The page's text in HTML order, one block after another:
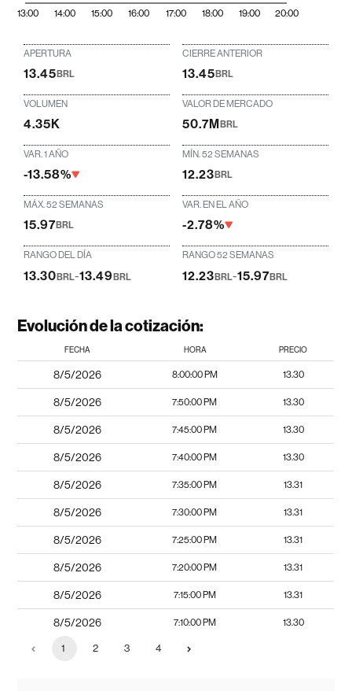
13:00 14:00 15:00 16:00 17:00 18:00 19:00 20:00
APERTURA
13.45BRL
CIERRE ANTERIOR
13.45BRL
VOLUMEN
4.35K
VALOR DE MERCADO
50.7MBRL
VAR. 1 AÑO
-13.58%
MÍN. 52 SEMANAS
12.23BRL
MÁX. 52 SEMANAS
15.97BRL
VAR. EN EL AÑO
-2.78%
RANGO DEL DÍA
13.30BRL-13.49BRL
RANGO 52 SEMANAS
12.23 BRL-15.97BRL
Evolución de la cotización:
FECHA HORA PRECIO
8/5/2026 8:00:00 PM 13.30
8/5/2026 7:50:00 PM 13.30
8/5/2026 7:45:00 PM 13.30
8/5/2026 7:40:00 PM 13.30
8/5/2026 7:35:00 PM 13.31
8/5/2026 7:30:00 PM 13.31
8/5/2026 7:25:00 PM 13.31
8/5/2026 7:20:00 PM 13.31
8/5/2026 7:15:00 PM 13.31
8/5/2026 7:10:00 PM 13.30
1 2 3 4